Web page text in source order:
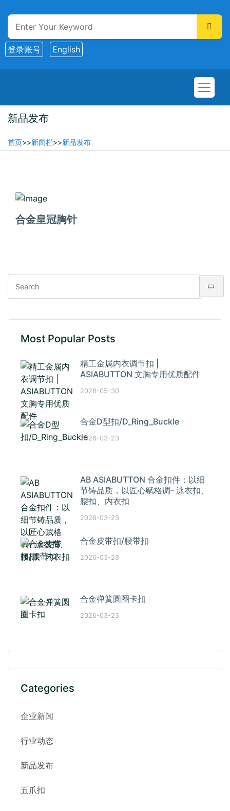
登录账号 English
新品发布
首页>>新闻栏>>新品发布
2026-02-10
合金皇冠胸针
Most Popular Posts
精工金属内衣调节扣 |
ASIABUTTON 文胸专用优质配件
2026-05-30
合金D型扣/D_Ring_Buckle
2026-03-23
AB ASIABUTTON 合金扣件：以细
节铸品质，以匠心赋格调- 泳衣扣、
腰扣、内衣扣
2026-03-23
合金皮带扣/腰带扣
2026-03-23
合金弹簧圆圈卡扣
2026-03-23
Categories
企业新闻
行业动态
新品发布
五爪扣